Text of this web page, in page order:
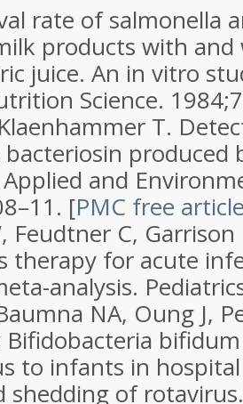
rate of salmonella
products with
juice. An in vitro
Science. 1984;7
T.
bacteriosin produced
Applied and
[PMC free
Feudtner C,
therapy for acute
analysis.
NA, Oung J,
Bifidobacteria
to infants in
shedding of